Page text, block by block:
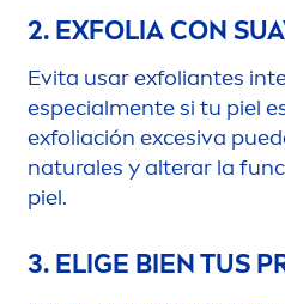
2. EXFOLIA CON
Evita usar exfoliantes
especialmente si tu piel
exfoliación excesiva
naturales y alterar la
piel.
3. ELIGE BIEN TUS